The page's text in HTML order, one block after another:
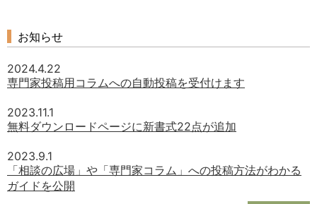
お知らせ
2024.4.22
専門家投稿用コラムへの自動投稿を受付けます
2023.11.1
無料ダウンロードページに新書式22点が追加
2023.9.1
「相談の広場」や「専門家コラム」への投稿方法がわかる
ガイドを公開